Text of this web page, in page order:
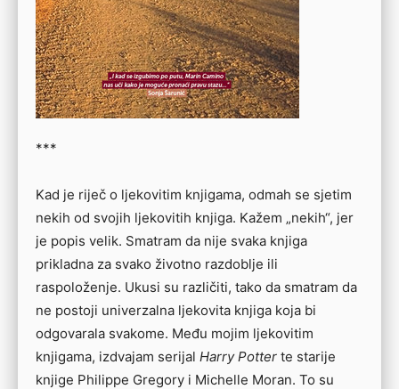
***
Kad je riječ o ljekovitim knjigama, odmah se sjetim
nekih od svojih ljekovitih knjiga. Kažem „nekih“, jer
je popis velik. Smatram da nije svaka knjiga
prikladna za svako životno razdoblje ili
raspoloženje. Ukusi su različiti, tako da smatram da
ne postoji univerzalna ljekovita knjiga koja bi
odgovarala svakome. Među mojim ljekovitim
knjigama, izdvajam serijal Harry Potter te starije
knjige Philippe Gregory i Michelle Moran. To su